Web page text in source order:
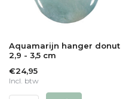
Aquamarijn hanger donut
2,9 - 3,5 cm
€24,95
Incl. btw